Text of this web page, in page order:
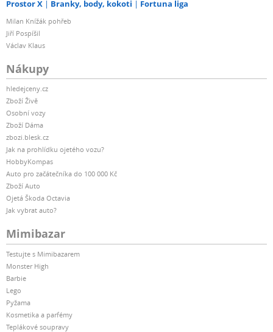
Prostor X Branky, body, kokoti Fortuna liga
Milan Knížák pohřeb
Jiří Pospíšil
Václav Klaus
Nákupy
hledejceny.cz
Zboží Živě
Osobní vozy
Zboží Dáma
zbozi.blesk.cz
Jak na prohlídku ojetého vozu?
HobbyKompas
Auto pro začátečníka do 100 000 Kč
Zboží Auto
Ojetá Škoda Octavia
Jak vybrat auto?
Mimibazar
Testujte s Mimibazarem
Monster High
Barbie
Lego
Pyžama
Kosmetika a parfémy
Teplákové soupravy